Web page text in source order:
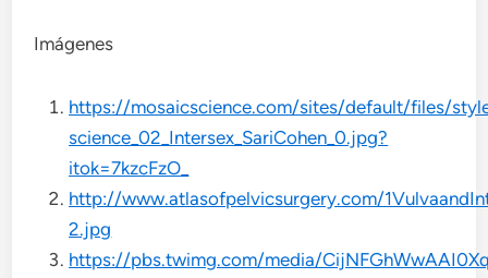
Imágenes
https://mosaicscience.com/sites/default/files/
science_02_Intersex_SariCohen_0.jpg?
itok=7kzcFzO_
http://www.atlasofpelvicsurgery.com/
2.jpg
https://pbs.twimg.com/media/